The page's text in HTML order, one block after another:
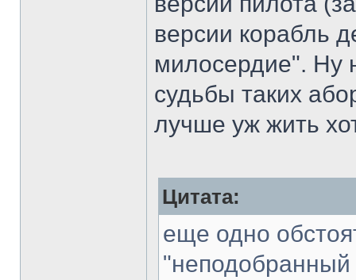
версии корабль
милосердие". Ну
судьбы таких
лучше уж жить
Цитата:
еще одно
"неподобранный